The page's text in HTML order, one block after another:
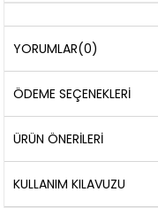
YORUMLAR(0)
ÖDEME SEÇENEKLERI
ÜRÜN ÖNERILERI
KULLANIM KILAVUZU